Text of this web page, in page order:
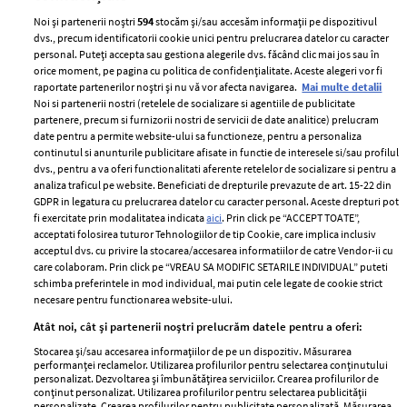
ELLE Style Awards
2024
Despre ELLE
Romania
Contact
Abonamente
Termeni si conditii
Politica de
confidențialitate
Politica de cookies
Publicitate
GSP
Unica
Baby
femei
Viva
Avantaje
Noi și partenerii noștri594stocăm și/sau accesăm informații pe dispozitivul
dvs., precum identificatorii cookie unici pentru prelucrarea datelor cu caracter
personal. Puteți accepta sau gestiona alegerile dvs. făcând clic mai jos sau în
orice moment, pe pagina cu politica de confidențialitate. Aceste alegeri vor fi
raportate partenerilor noștri și nu vă vor afecta navigarea. Mai multe detalii
Noi si partenerii nostri (retelele de socializare si agentiile de publicitate
partenere, precum si furnizorii nostri de servicii de date analitice) prelucram
date pentru a permite website-ului sa functioneze, pentru a personaliza
continutul si anunturile publicitare afisate in functie de interesele si/sau profilul
dvs., pentru a va oferi functionalitati aferente retelelor de socializare si pentru a
analiza traficul pe website. Beneficiati de drepturile prevazute de art. 15-22 din
GDPR in legatura cu prelucrarea datelor cu caracter personal. Aceste drepturi pot
fi exercitate prin modalitatea indicataaici. Prin click pe “ACCEPT TOATE”,
acceptati folosirea tuturor Tehnologiilor de tip Cookie, care implica inclusiv
acceptul dvs. cu privire la stocarea/accesarea informatiilor de catre Vendor-ii cu
care colaboram. Prin click pe “VREAU SA MODIFIC SETARILE INDIVIDUAL” puteti
schimba preferintele in mod individual, mai putin cele legate de cookie strict
necesare pentru functionarea website-ului.
Atât noi, cât și partenerii noștri prelucrăm datele pentru a oferi:
Stocarea și/sau accesarea informațiilor de pe un dispozitiv. Măsurarea
performanței reclamelor. Utilizarea profilurilor pentru selectarea conținutului
personalizat. Dezvoltarea și îmbunătățirea serviciilor. Crearea profilurilor de
conținut personalizat. Utilizarea profilurilor pentru selectarea publicității